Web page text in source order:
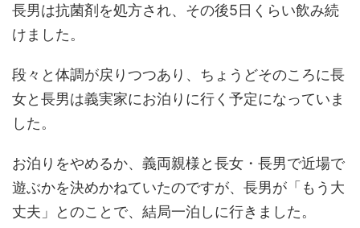
長男は抗菌剤を処方され、その後5日くらい飲み続
けました。
段々と体調が戻りつつあり、ちょうどそのころに長
女と長男は義実家にお泊りに行く予定になっていま
した。
お泊りをやめるか、義両親様と長女・長男で近場で
遊ぶかを決めかねていたのですが、長男が「もう大
丈夫」とのことで、結局一泊しに行きました。